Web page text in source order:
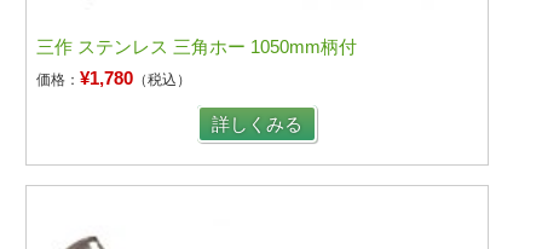
三作 ステンレス 三角ホー 1050mm柄付
価格：¥1,780 （税込）
詳しくみる